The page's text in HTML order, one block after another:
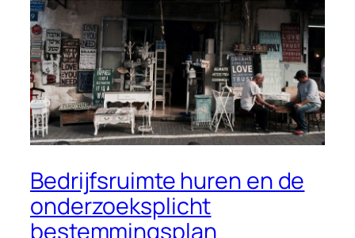
Bedrijfsruimte huren en de
onderzoeksplicht
bestemmingsplan